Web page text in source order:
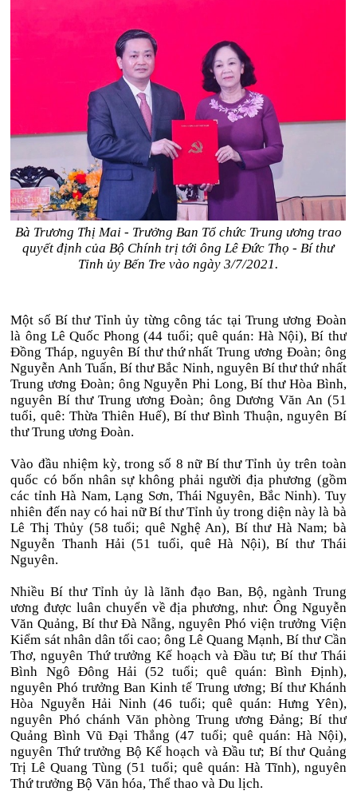
Bà Trương Thị Mai - Trưởng Ban Tổ chức Trung ương trao
quyết định của Bộ Chính trị tới ông Lê Đức Thọ - Bí thư
Tỉnh ủy Bến Tre vào ngày 3/7/2021.
Một số Bí thư Tỉnh ủy từng công tác tại Trung ương Đoàn
là ông Lê Quốc Phong (44 tuổi; quê quán: Hà Nội), Bí thư
Đồng Tháp, nguyên Bí thư thứ nhất Trung ương Đoàn; ông
Nguyễn Anh Tuấn, Bí thư Bắc Ninh, nguyên Bí thư thứ nhất
Trung ương Đoàn; ông Nguyễn Phi Long, Bí thư Hòa Bình,
nguyên Bí thư Trung ương Đoàn; ông Dương Văn An (51
tuổi, quê: Thừa Thiên Huế), Bí thư Bình Thuận, nguyên Bí
thư Trung ương Đoàn.
Vào đầu nhiệm kỳ, trong số 8 nữ Bí thư Tỉnh ủy trên toàn
quốc có bốn nhân sự không phải người địa phương (gồm
các tỉnh Hà Nam, Lạng Sơn, Thái Nguyên, Bắc Ninh). Tuy
nhiên đến nay có hai nữ Bí thư Tỉnh ủy trong diện này là bà
Lê Thị Thủy (58 tuổi; quê Nghệ An), Bí thư Hà Nam; bà
Nguyễn Thanh Hải (51 tuổi, quê Hà Nội), Bí thư Thái
Nguyên.
Nhiều Bí thư Tỉnh ủy là lãnh đạo Ban, Bộ, ngành Trung
ương được luân chuyển về địa phương, như: Ông Nguyễn
Văn Quảng, Bí thư Đà Nẵng, nguyên Phó viện trưởng Viện
Kiểm sát nhân dân tối cao; ông Lê Quang Mạnh, Bí thư Cần
Thơ, nguyên Thứ trưởng Kế hoạch và Đầu tư; Bí thư Thái
Bình Ngô Đông Hải (52 tuổi; quê quán: Bình Định),
nguyên Phó trưởng Ban Kinh tế Trung ương; Bí thư Khánh
Hòa Nguyễn Hải Ninh (46 tuổi; quê quán: Hưng Yên),
nguyên Phó chánh Văn phòng Trung ương Đảng; Bí thư
Quảng Bình Vũ Đại Thắng (47 tuổi; quê quán: Hà Nội),
nguyên Thứ trưởng Bộ Kế hoạch và Đầu tư; Bí thư Quảng
Trị Lê Quang Tùng (51 tuổi; quê quán: Hà Tĩnh), nguyên
Thứ trưởng Bộ Văn hóa, Thể thao và Du lịch.